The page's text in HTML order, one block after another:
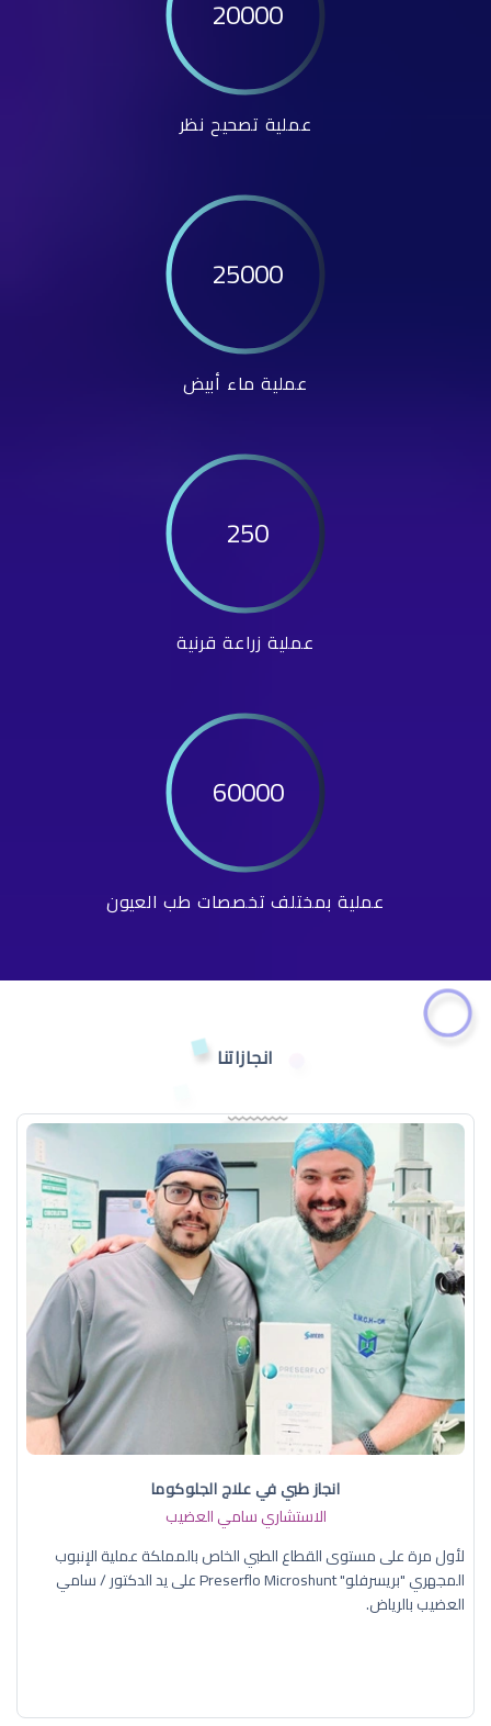
20000
عملية تصحيح نظر
25000
عملية ماء أبيض
250
عملية زراعة قرنية
60000
عملية بمختلف تخصصات طب العيون
انجازاتنا
انجاز طبي في علاج الجلوكوما
الاستشاري سامي العضيب
لأول مرة على مستوى القطاع الطبي الخاص بالمملكة عملية الإنبوب
المجهري "بريسرفلو" Preserflo Microshunt على يد الدكتور / سامي
العضيب بالرياض.